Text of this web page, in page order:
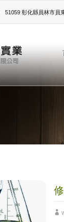
51059 彰化縣員林市員